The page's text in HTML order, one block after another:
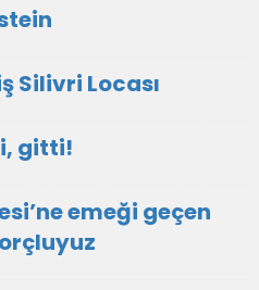
Silivri Locası
gitti!
emeği geçen